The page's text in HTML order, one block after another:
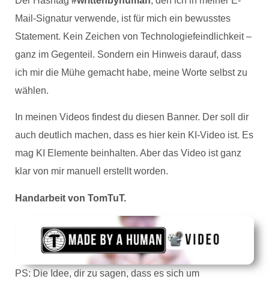
Mail-Signatur verwende, ist für mich ein bewusstes
Statement. Kein Zeichen von Technologiefeindlichkeit –
ganz im Gegenteil. Sondern ein Hinweis darauf, dass
ich mir die Mühe gemacht habe, meine Worte selbst zu
wählen.
In meinen Videos findest du diesen Banner. Der soll dir
auch deutlich machen, dass es hier kein KI-Video ist. Es
mag KI Elemente beinhalten. Aber das Video ist ganz
klar von mir manuell erstellt worden.
Handarbeit von TomTuT.
PS: Die Idee, dir zu sagen, dass es sich um